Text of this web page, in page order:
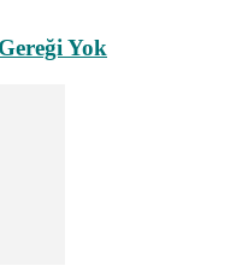
Yok